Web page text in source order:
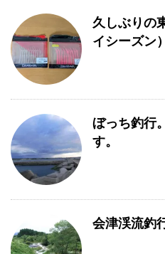
久しぶりの
イシーズン）
ぼっち釣行
す。
会津渓流釣